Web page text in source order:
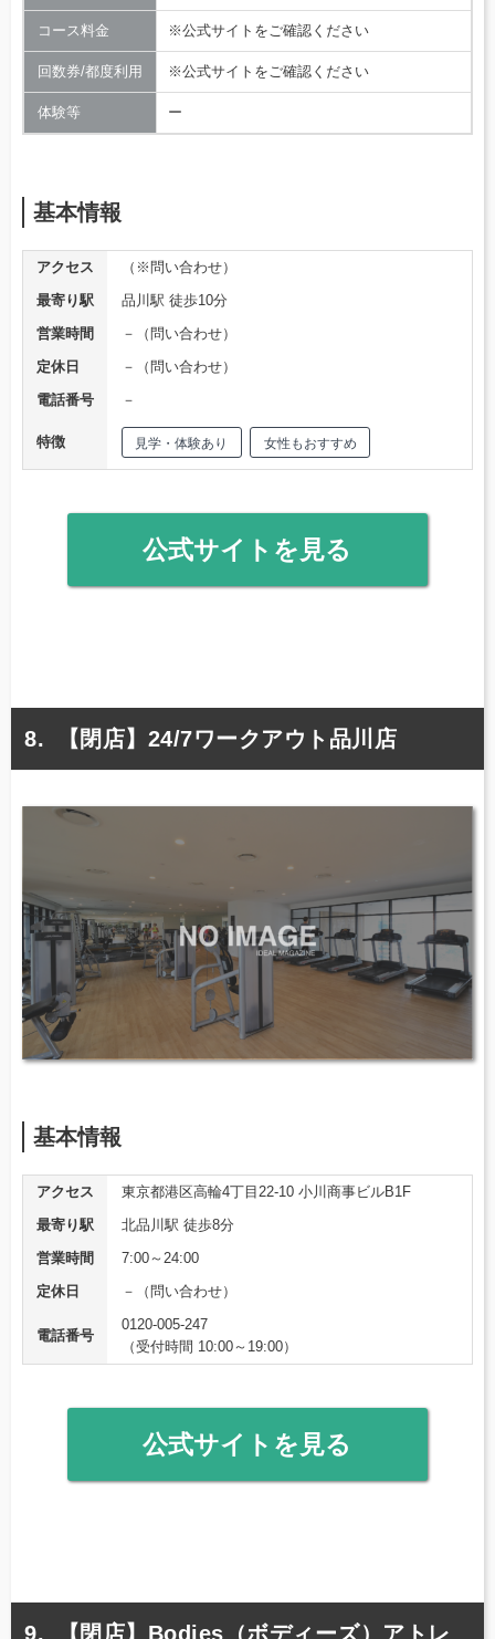
コース料金 ※公式サイトをご確認ください
回数券/都度利用 ※公式サイトをご確認ください
体験等 ー
基本情報
アクセス
（※問い合わせ）
最寄り駅
品川駅 徒歩10分
営業時間
－（問い合わせ）
定休日
－（問い合わせ）
電話番号
－
特徴 見学・体験あり 女性もおすすめ
公式サイトを見る
【閉店】24/7ワークアウト品川店
基本情報
アクセス
東京都港区高輪4丁目22-10 小川商事ビルB1F
最寄り駅
北品川駅 徒歩8分
営業時間
7:00～24:00
定休日
－（問い合わせ）
電話番号
0120-005-247
（受付時間 10:00～19:00）
公式サイトを見る
【閉店】Bodies（ボディーズ）アトレ